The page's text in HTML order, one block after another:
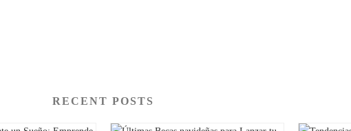
RECENT POSTS